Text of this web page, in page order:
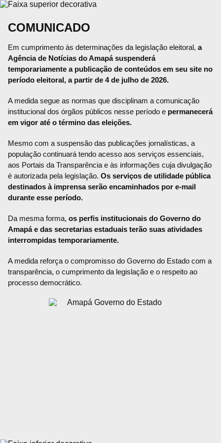
COMUNICADO
Em cumprimento às determinações da legislação eleitoral, a
Agência de Notícias do Amapá suspenderá
temporariamente a publicação de conteúdos em seu site no
período eleitoral, a partir de 4 de julho de 2026.
A medida segue as normas que disciplinam a comunicação
institucional dos órgãos públicos nesse período e permanecerá
em vigor até o término das eleições.
Mesmo com a suspensão das publicações jornalísticas, a
população continuará tendo acesso aos serviços essenciais,
aos Portais da Transparência e às informações cuja divulgação
é autorizada pela legislação. Os serviços de utilidade pública
destinados à imprensa serão encaminhados por e-mail
durante esse período.
Da mesma forma, os perfis institucionais do Governo do
Amapá e das secretarias estaduais terão suas atividades
interrompidas temporariamente.
A medida reforça o compromisso do Governo do Estado com a
transparência, o cumprimento da legislação e o respeito ao
processo democrático.